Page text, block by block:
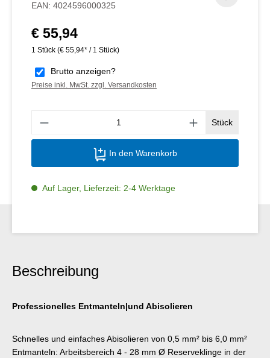
EAN: 4024596000325
Regulärer Preis:
€ 55,94
1 Stück (€ 55,94* / 1 Stück)
Brutto anzeigen?
Preise inkl. MwSt. zzgl. Versandkosten
Stück
In den Warenkorb
Auf Lager, Lieferzeit: 2-4 Werktage
Beschreibung
Professionelles Entmanteln|und Abisolieren
Schnelles und einfaches Abisolieren von 0,5 mm² bis 6,0 mm²
Entmanteln: Arbeitsbereich 4 - 28 mm Ø Reserveklinge in der